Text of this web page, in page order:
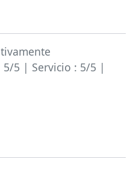
5/5 | Servicio : 5/5 |